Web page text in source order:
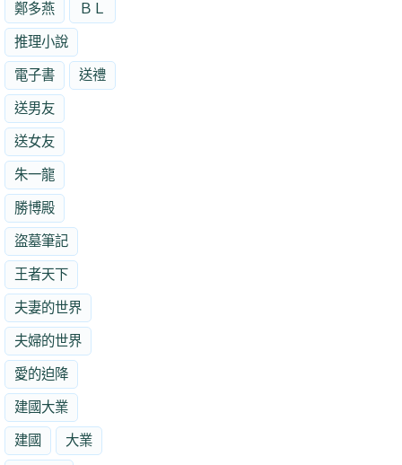
鄭多燕 ＢＬ
推理小說
電子書 送禮
送男友
送女友
朱一龍
勝博殿
盜墓筆記
王者天下
夫妻的世界
夫婦的世界
愛的迫降
建國大業
建國 大業